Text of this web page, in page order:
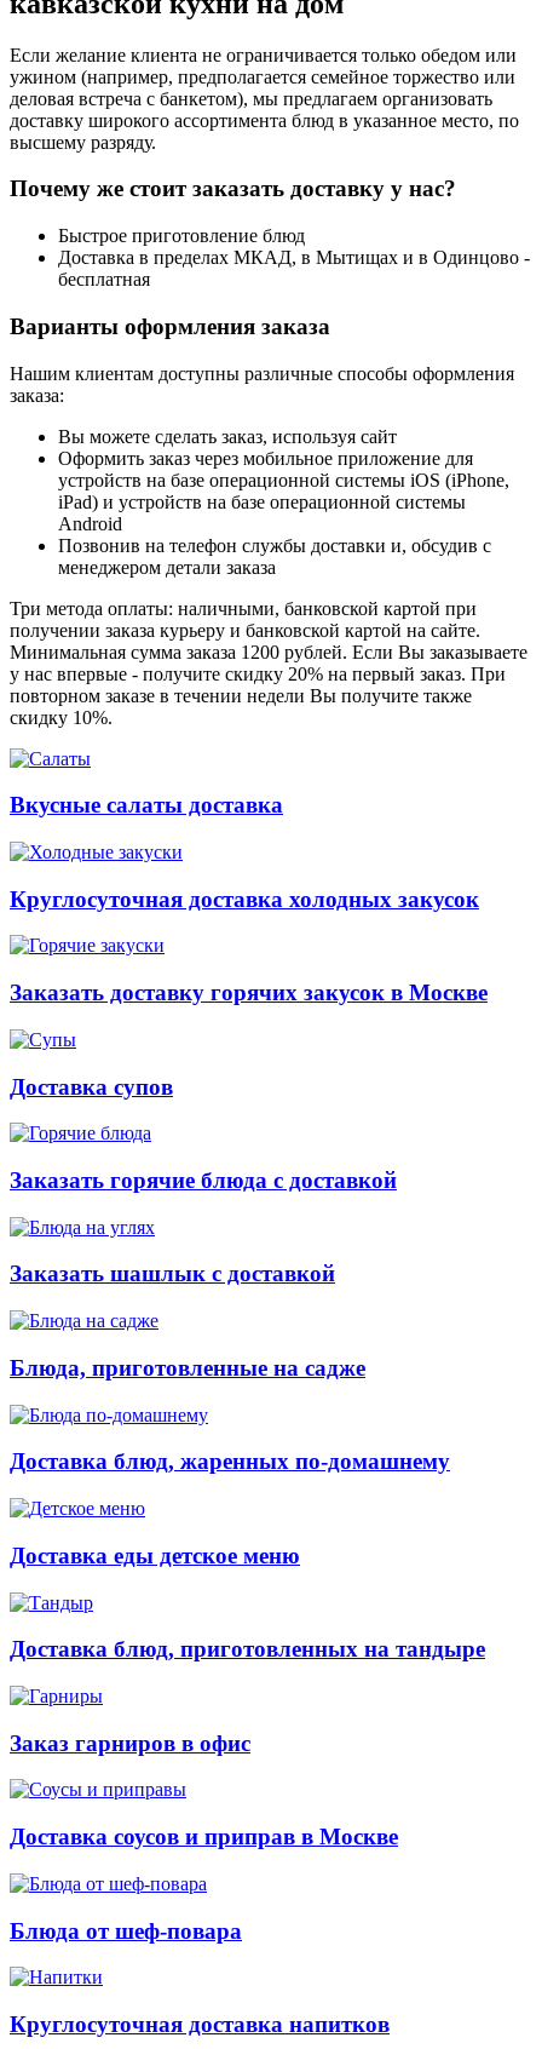
Если желание клиента не ограничивается только обедом или
ужином (например, предполагается семейное торжество или
деловая встреча с банкетом), мы предлагаем организовать
доставку широкого ассортимента блюд в указанное место, по
высшему разряду.
Почему же стоит заказать доставку у нас?
Быстрое приготовление блюд
Доставка в пределах МКАД, в Мытищах и в Одинцово -
бесплатная
Варианты оформления заказа
Нашим клиентам доступны различные способы оформления
заказа:
Вы можете сделать заказ, используя сайт
Оформить заказ через мобильное приложение для
устройств на базе операционной системы iOS (iPhone,
iPad) и устройств на базе операционной системы
Android
Позвонив на телефон службы доставки и, обсудив с
менеджером детали заказа
Три метода оплаты: наличными, банковской картой при
получении заказа курьеру и банковской картой на сайте.
Минимальная сумма заказа 1200 рублей. Если Вы заказываете
у нас впервые - получите скидку 20% на первый заказ. При
повторном заказе в течении недели Вы получите также
скидку 10%.
Вкусные салаты доставка
Круглосуточная доставка холодных закусок
Заказать доставку горячих закусок в Москве
Доставка супов
Заказать горячие блюда с доставкой
Заказать шашлык с доставкой
Блюда, приготовленные на садже
Доставка блюд, жаренных по-домашнему
Доставка еды детское меню
Доставка блюд, приготовленных на тандыре
Заказ гарниров в офис
Доставка соусов и приправ в Москве
Блюда от шеф-повара
Круглосуточная доставка напитков